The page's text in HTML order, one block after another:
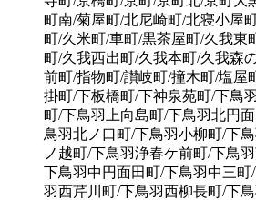
町南/菊屋町/北尼崎町/北寝小屋
町/久米町/車町/黒茶屋町/久我東
町/久我西出町/久我本町/久我森
前町/指物町/讃岐町/撞木町/塩屋
掛町/下板橋町/下神泉苑町/下鳥
町/下鳥羽上向島町/下鳥羽北円
鳥羽北ノ口町/下鳥羽小柳町/下
ノ越町/下鳥羽浄春ケ前町/下鳥
下鳥羽中円面田町/下鳥羽中三
羽西芹川町/下鳥羽西柳長町/下